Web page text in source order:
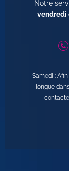
Notre
vendredi
Samedi :
longue